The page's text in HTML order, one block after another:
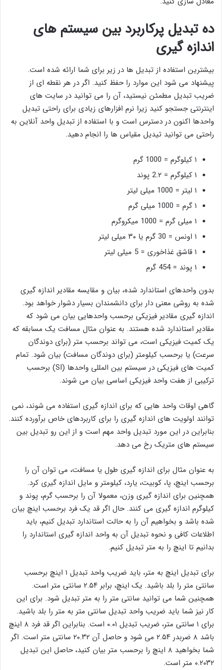
ده تبدیل پرکاربرد بین سیستم های
اندازه گیری
بیشترین استفاده از تبدیل ها در زیر برای شما ارائه شده است.
پیشنهاد می شود این موارد را حفظ کنید. اگر در هر نقطه ای از
ضریب تبدیل مطمئن نیستید، آن را می توانید در سایت های
اینترنتی جستجو کنید زیرا نرم افزارهای زیادی برای راحتی تبدیل
واحدها اکنون در دسترس است و با استفاده از تبدیل واحد آنلاین به
راحتی می توانید تیدیل مقیاس ها را انجام دهید.
۱ کیلوگرم = 1000 گرم
۱ کیلوگرم = 2.۲ پوند
۱ لیتر = 1000 میلی لیتر
۱ گرم = 1000 میلی گرم
۱ میلی گرم = 1000 میکروگرم
۱ اونس = 30 گرم یا ۳۰ میلی لیتر
۱ قاشق غذاخوری = 5 میلی لیتر
۱ پوند = 454 گرم
بدون واحدهای استاندارد شده، بیان و مقایسه مقادیر اندازه گیری
شده به روشی معنی دار برای دانشمندان بسیار دشوار خواهد بود.
اندازه گیری مقادیر فیزیکی برحسب واحدهایی بیان می شود که
مقادیر استاندارد شده هستند. به عنوان مثال مسافت یک مسابقه که
یک کمیت فیزیکی است، می تواند برحسب متر (برای دوندگان
سرعت) یا برحسب کیلومتر (برای دوندگان مسافت) بیان شود. تمام
کمیت‌ های فیزیکی در سیستم بین ‌المللی واحدها (SI) برحسب
ترکیبی از هفت واحد فیزیکی اساسی بیان می ‌شوند.
گاهی اوقات واحد هایی که برای اندازه‌ گیری استفاده می ‌شوند، نمی
‌توانند اولویت‌ های اندازه‌ گیری را برای کاربردهای خاص برآورده کنند.
بنابراین در این مورد تبدیل واحد مهم است و از این رو تبدیل بین
سیستم های متریک رخ می دهد.
به عنوان مثال برای اندازه گیری طول یا مسافت، می توان آن را
برحسب اینچ، پا، کوبیت، یارد، کیلومتر و مایل اندازه گیری کرد.
همچنین برای اندازه گیری وزن، معمولا آن را برحسب گرم، پوند و
کیلوگرم اندازه گیری می کنند. حال اگر قد یک فرد برحسب اینچ بیان
شده باشد و بخواهیم آن را به حالت استاندارد تبدیل کنیم، باید
اطلاعات کافی و نحوه تبدیل آن به واحد اندازه گیری استاندارد را
بدانیم تا اینچ را به متر تبدیل کنیم.
برای تبدیل اینچ به متر، باید ضریب واحد تبدیل ۱ اینچ برحسب
سانتی متر را بلد باشید. یک اینچ، برابر ۲.۵۴ سانتی متر است.
همچنین شما می توانید سانتی متر را به متر تبدیل شود. برای این
کار نیز شما باید ضریب واحد تبدیل سانتی متر به متر را بلد باشید.
برای ۱ سانتی متر، ضریب تبدیل ۰.۰۱ است. بنابراین اگر قد فرد ۸ اینچ
باشد ۸ ضربدر ۲.۵۴ می شود و حاصل آن ۲۰.۳۲ سانتی متر است. اگر
شما بخواهید ۸ اینچ را برحسب متر بیان کنید، حاصل این تبدیل
۰.۲۰۳۲ متر است.